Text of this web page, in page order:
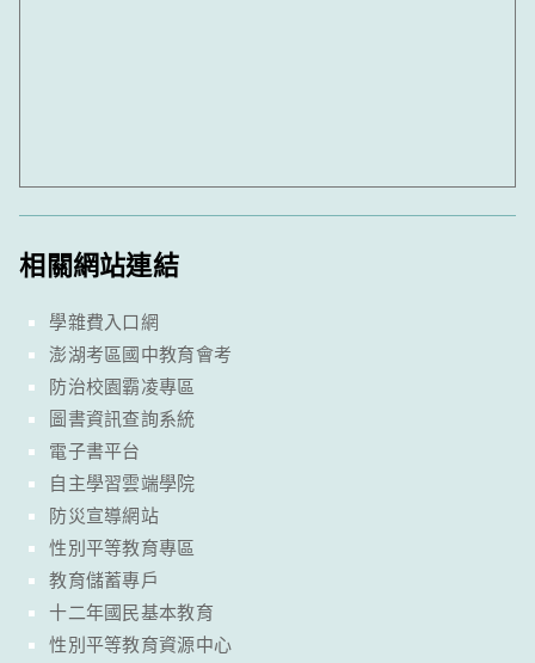
相關網站連結
學雜費入口網
澎湖考區國中教育會考
防治校園霸凌專區
圖書資訊查詢系統
電子書平台
自主學習雲端學院
防災宣導網站
性別平等教育專區
教育儲蓄專戶
十二年國民基本教育
性別平等教育資源中心